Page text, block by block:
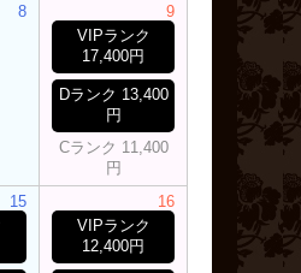
8
9
VIPランク
17,400円
Dランク 13,400
円
Cランク 11,400
円
15
16
VIPランク
12,400円